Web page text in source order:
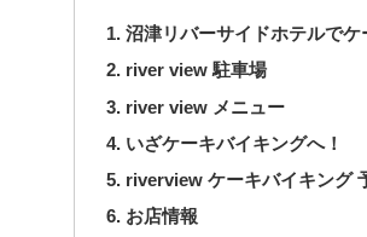
沼津リバーサイドホテルで
river view 駐車場
river view メニュー
いざケーキバイキングへ！
riverview ケーキバイキング
お店情報